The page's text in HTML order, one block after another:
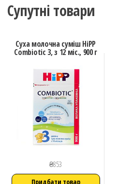
Супутні товари
Cуха молочна суміш HiPP
Combiotic 3, з 12 міс., 900 г
₴853
Придбати товар